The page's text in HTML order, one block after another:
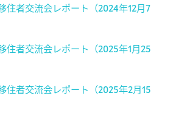
住者交流会レポート（2024年12月7
住者交流会レポート（2025年1月25
住者交流会レポート（2025年2月15